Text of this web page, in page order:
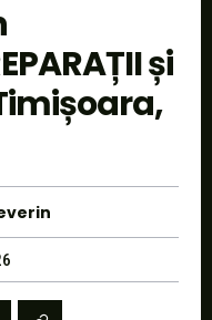
și